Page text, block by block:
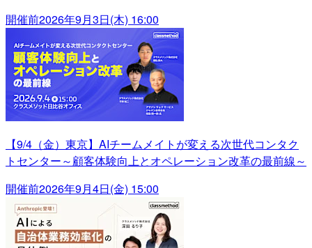
開催前2026年9月3日(木) 16:00
【9/4（金）東京】AIチームメイトが変える次世代コンタク
トセンター～顧客体験向上とオペレーション改革の最前線～
開催前2026年9月4日(金) 15:00